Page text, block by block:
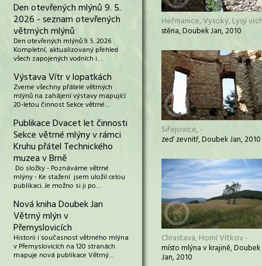
Den otevřených mlýnů 9. 5.
2026 - seznam otevřených
větrných mlýnů
Den otevřených mlýnů 9. 5. 2026
Kompletní, aktualizovaný přehled
všech zapojených vodních i…
Výstava Vítr v lopatkách
Zveme všechny přátelé větrných
mlýnů na zahájení výstavy mapující
20-letou činnost Sekce větrné…
Publikace Dvacet let činnosti
Sekce větrné mlýny v rámci
Kruhu přátel Technického
muzea v Brně
Do složky - Poznáváme větrné
mlýny - Ke stažení jsem uložil celou
publikaci. Je možno si ji po…
Nová kniha Doubek Jan
Větrný mlýn v
Přemyslovicích
Historii i současnost větrného mlýna
v Přemyslovicích na 120 stranách
mapuje nová publikace Větrný…
Heřmanice, Vysoký, Lysý
stěna, Doubek Jan, 2010
Siřejovice, -
zeď zevnitř, Doubek Jan, 2010
Chrastava, Horní Vítkov -
místo mlýna v krajině, Doubek
Jan, 2010